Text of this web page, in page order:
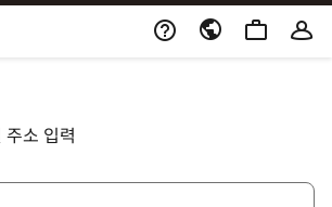
Bonvoy
소 입력